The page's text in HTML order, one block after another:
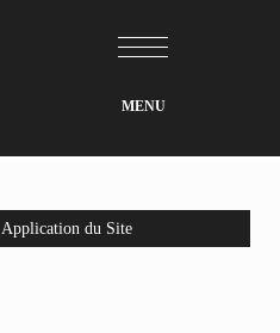
Application du Site